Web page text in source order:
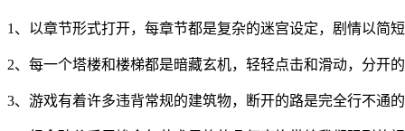
1、以章节形式打开，每章节都是复杂的迷宫设定，剧情以简
2、每一个塔楼和楼梯都是暗藏玄机，轻轻点击和滑动，分开
3、游戏有着许多违背常规的建筑物，断开的路是完全行不通